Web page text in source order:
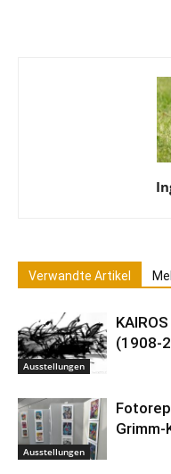
Verwandte Artikel
Ausstellungen
(1908-
Ausstellungen